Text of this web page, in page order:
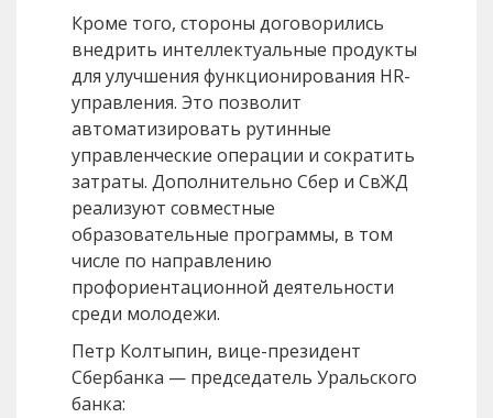
Кроме того, стороны договорились
внедрить интеллектуальные продукты
для улучшения функционирования HR-
управления. Это позволит
автоматизировать рутинные
управленческие операции и сократить
затраты. Дополнительно Сбер и СвЖД
реализуют совместные
образовательные программы, в том
числе по направлению
профориентационной деятельности
среди молодежи.
Петр Колтыпин, вице-президент
Сбербанка — председатель Уральского
банка: